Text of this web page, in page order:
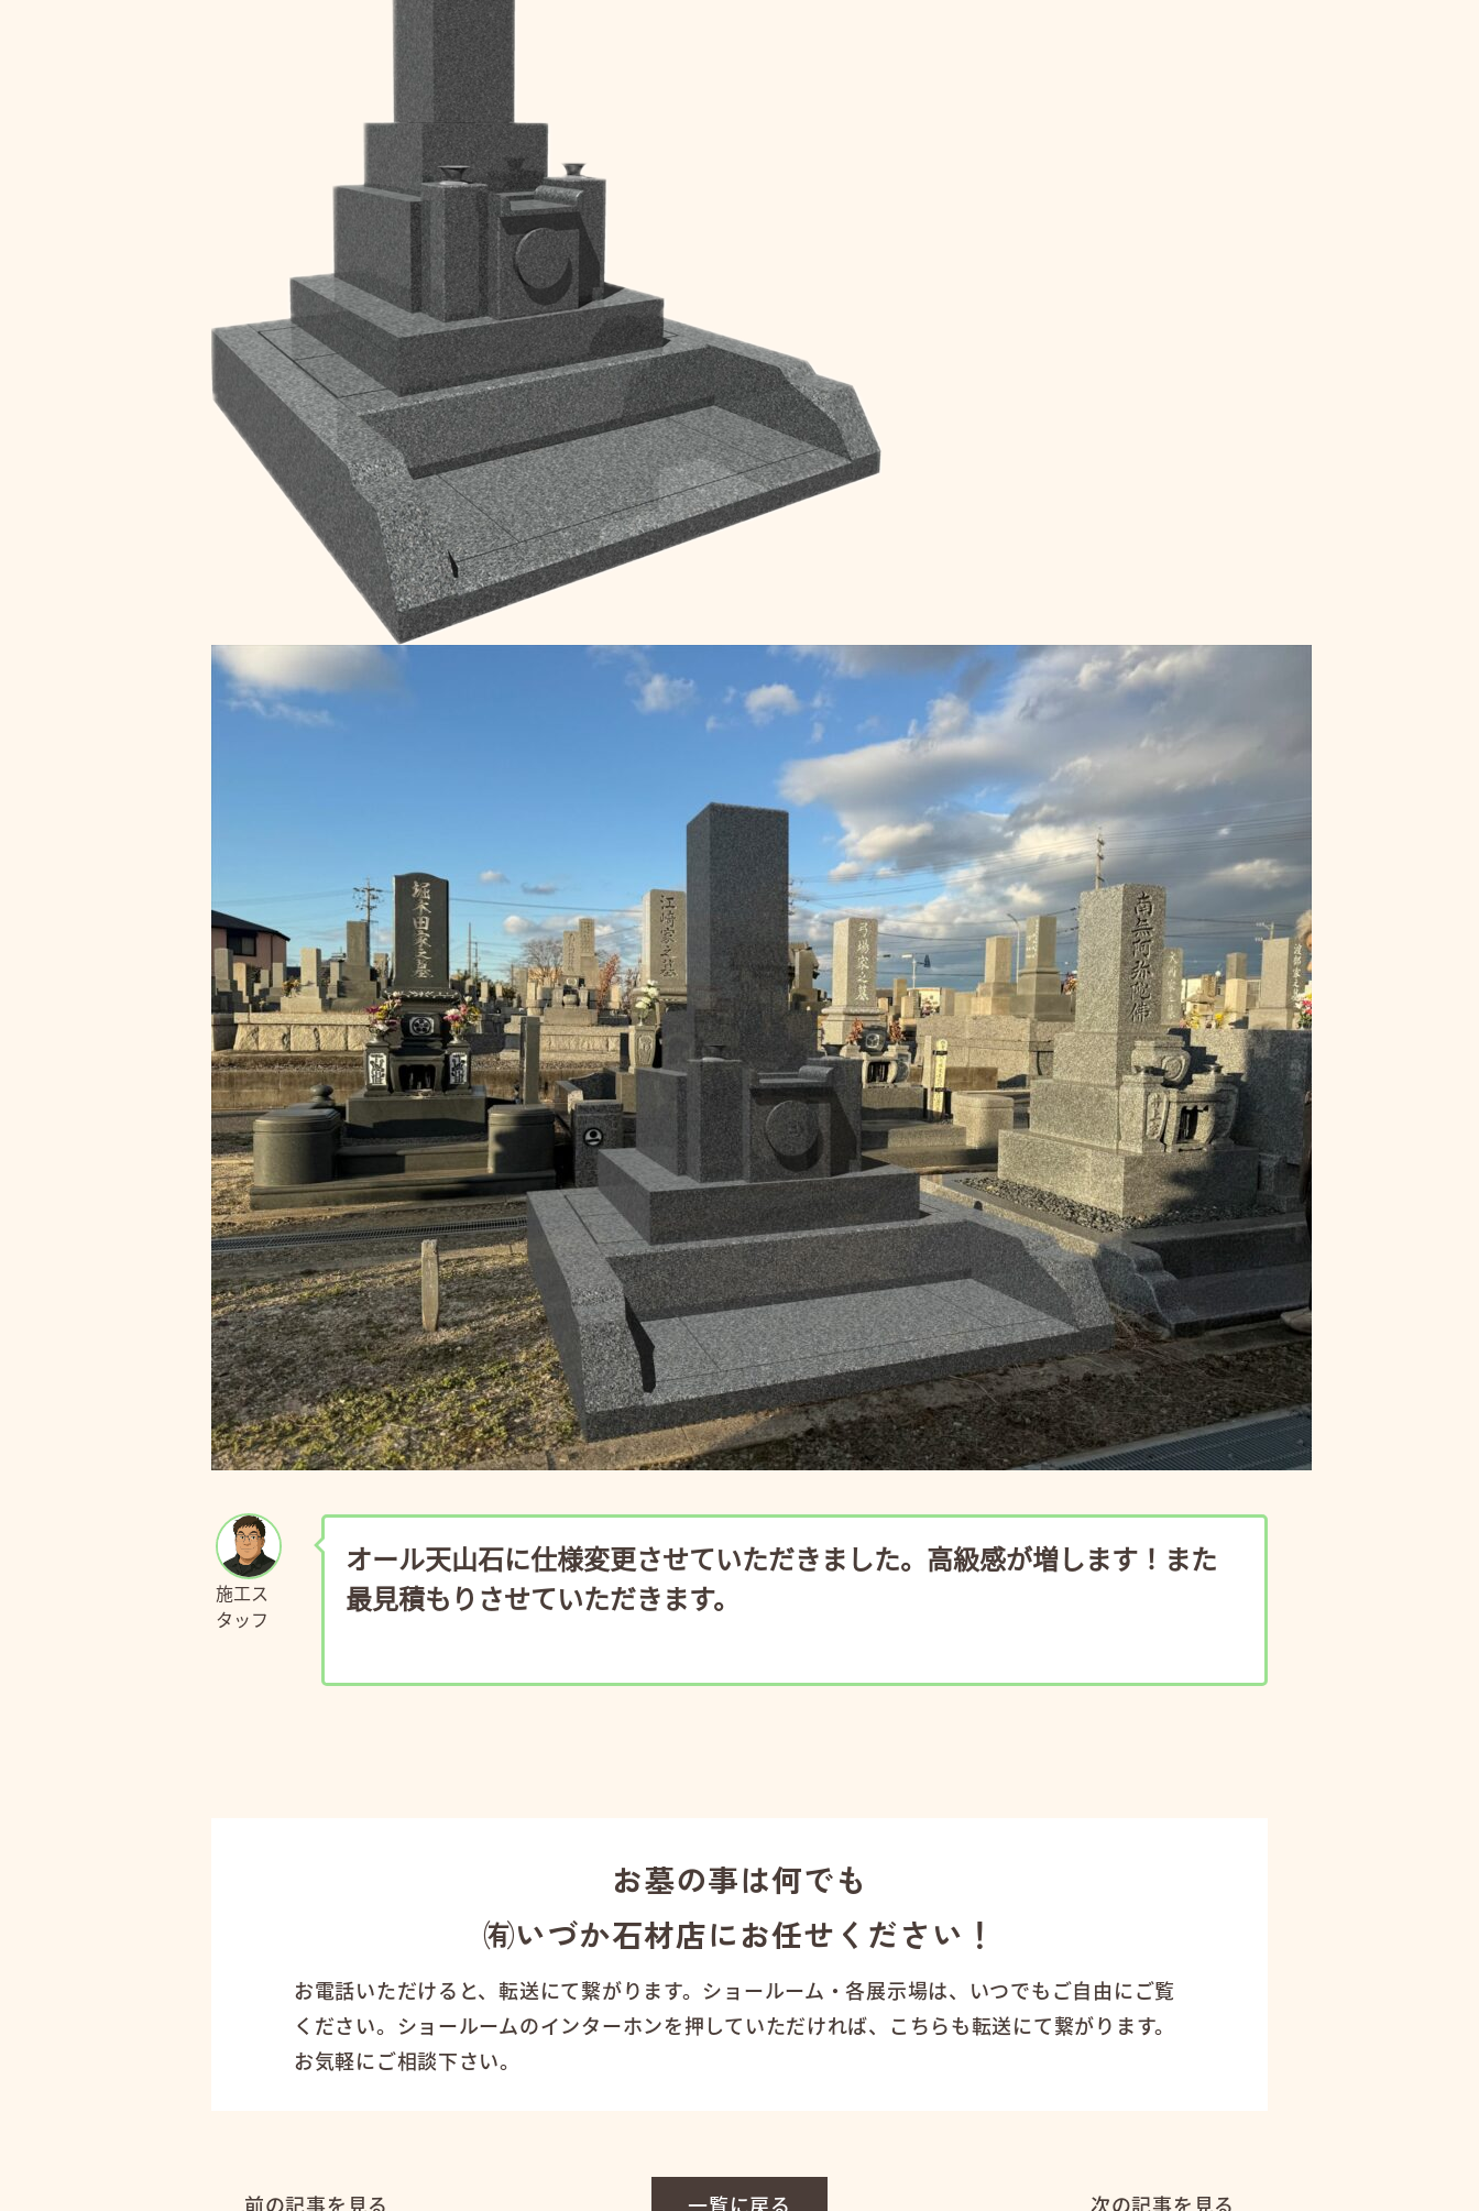
施工ス
タッフ
オール天山石に仕様変更させていただきました。高級感が増します！また
最見積もりさせていただきます。
お墓の事は何でも
㈲いづか石材店にお任せください！
お電話いただけると、転送にて繋がります。ショールーム・各展示場は、いつでもご自由にご覧
ください。ショールームのインターホンを押していただければ、こちらも転送にて繋がります。
お気軽にご相談下さい。
前の記事を見る 一覧に戻る 次の記事を見る